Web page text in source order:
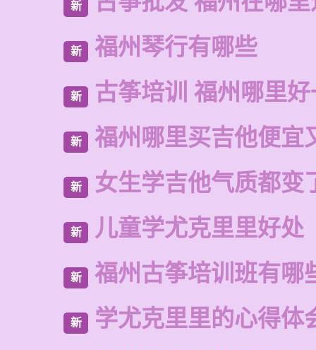
新
新 福州琴行有哪些
新 古筝培训 福州哪里
新 福州哪里买吉他便宜
新 女生学吉他气质都变
新 儿童学尤克里里好处
新 福州古筝培训班有哪
新 学尤克里里的心得体